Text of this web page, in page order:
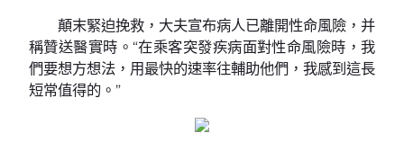
顛末緊迫挽救，大夫宣布病人已離開性命風險，并
稱贊送醫實時。“在乘客突發疾病面對性命風險時，我
們要想方想法，用最快的速率往輔助他們，我感到這長
短常值得的。”